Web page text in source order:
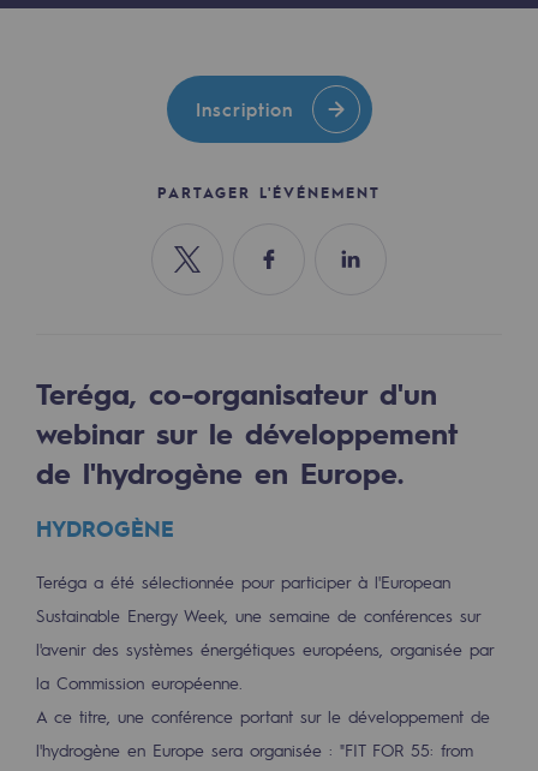
Gaz renouvelables et procédés
Pyrogazéification et gazéification
Méthanation
Captage de CO2
Espace pédagogique
Espace pédagogique
2050 : un monde d’énergies
Objectif Hydrogène
CCUS Objectif Zéro CO2
Objectif Biométhane
Le Labo
Acteur engagé
Inscription
PARTAGER L'ÉVÉNEMENT
Partager sur Twitter
Partager sur Facebook
Partager sur Linkedin
Teréga, co-organisateur d'un
webinar sur le développement
de l'hydrogène en Europe.
HYDROGÈNE
Teréga a été sélectionnée pour participer à l'European
Sustainable Energy Week, une semaine de conférences sur
l'avenir des systèmes énergétiques européens, organisée par
la Commission européenne.
A ce titre, une conférence portant sur le développement de
l'hydrogène en Europe sera organisée : "FIT FOR 55: from